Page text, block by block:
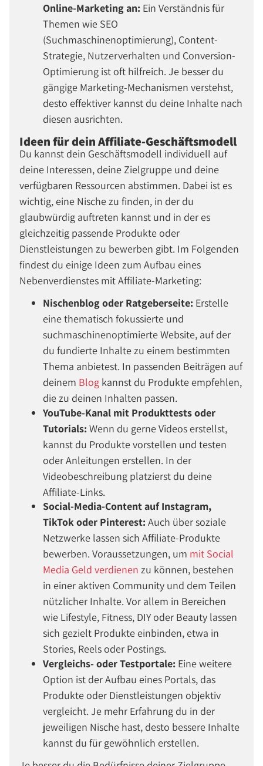
Online-Marketing an: Ein Verständnis für
Themen wie SEO
(Suchmaschinenoptimierung), Content-
Strategie, Nutzerverhalten und Conversion-
Optimierung ist oft hilfreich. Je besser du
gängige Marketing-Mechanismen verstehst,
desto effektiver kannst du deine Inhalte nach
diesen ausrichten.
Ideen für dein Affiliate-Geschäftsmodell
Du kannst dein Geschäftsmodell individuell auf
deine Interessen, deine Zielgruppe und deine
verfügbaren Ressourcen abstimmen. Dabei ist es
wichtig, eine Nische zu finden, in der du
glaubwürdig auftreten kannst und in der es
gleichzeitig passende Produkte oder
Dienstleistungen zu bewerben gibt. Im Folgenden
findest du einige Ideen zum Aufbau eines
Nebenverdienstes mit Affiliate-Marketing:
Nischenblog oder Ratgeberseite: Erstelle
eine thematisch fokussierte und
suchmaschinenoptimierte Website, auf der
du fundierte Inhalte zu einem bestimmten
Thema anbietest. In passenden Beiträgen auf
deinem Blog kannst du Produkte empfehlen,
die zu deinen Inhalten passen.
YouTube-Kanal mit Produkttests oder
Tutorials: Wenn du gerne Videos erstellst,
kannst du Produkte vorstellen und testen
oder Anleitungen erstellen. In der
Videobeschreibung platzierst du deine
Affiliate-Links.
Social-Media-Content auf Instagram,
TikTok oder Pinterest: Auch über soziale
Netzwerke lassen sich Affiliate-Produkte
bewerben. Voraussetzungen, um mit Social
Media Geld verdienen zu können, bestehen
in einer aktiven Community und dem Teilen
nützlicher Inhalte. Vor allem in Bereichen
wie Lifestyle, Fitness, DIY oder Beauty lassen
sich gezielt Produkte einbinden, etwa in
Stories, Reels oder Postings.
Vergleichs- oder Testportale: Eine weitere
Option ist der Aufbau eines Portals, das
Produkte oder Dienstleistungen objektiv
vergleicht. Je mehr Erfahrung du in der
jeweiligen Nische hast, desto bessere Inhalte
kannst du für gewöhnlich erstellen.